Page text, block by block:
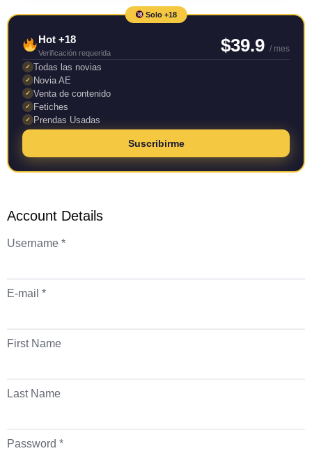
Solo +18
Hot +18
Verificación requerida $39.9 / mes
✓ Todas las novias
✓ Novia AE
✓ Venta de contenido
✓ Fetiches
✓ Prendas Usadas
Suscribirme
Account Details
Username *
E-mail *
First Name
Last Name
Password *